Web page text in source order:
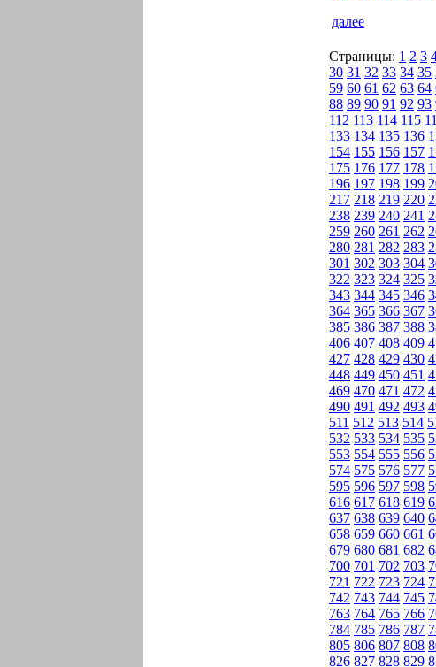
далее
Страницы: 1 2 3
30 31 32 33 34 35
59 60 61 62 63 64
88 89 90 91 92 93
112 113 114 115
133 134 135 136
154 155 156 157
175 176 177 178
196 197 198 199
217 218 219 220
238 239 240 241
259 260 261 262
280 281 282 283
301 302 303 304
322 323 324 325
343 344 345 346
364 365 366 367
385 386 387 388
406 407 408 409
427 428 429 430
448 449 450 451
469 470 471 472
490 491 492 493
511 512 513 514
532 533 534 535
553 554 555 556
574 575 576 577
595 596 597 598
616 617 618 619
637 638 639 640
658 659 660 661
679 680 681 682
700 701 702 703
721 722 723 724
742 743 744 745
763 764 765 766
784 785 786 787
805 806 807 808
826 827 828 829